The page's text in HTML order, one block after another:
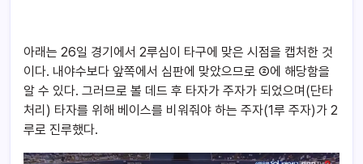
아래는 26일 경기에서 2루심이 타구에 맞은 시점을 캡처한 것
이다. 내야수보다 앞쪽에서 심판에 맞았으므로 ②에 해당함을
알 수 있다. 그러므로 볼 데드 후 타자가 주자가 되었으며(단타
처리) 타자를 위해 베이스를 비워줘야 하는 주자(1루 주자)가 2
루로 진루했다.